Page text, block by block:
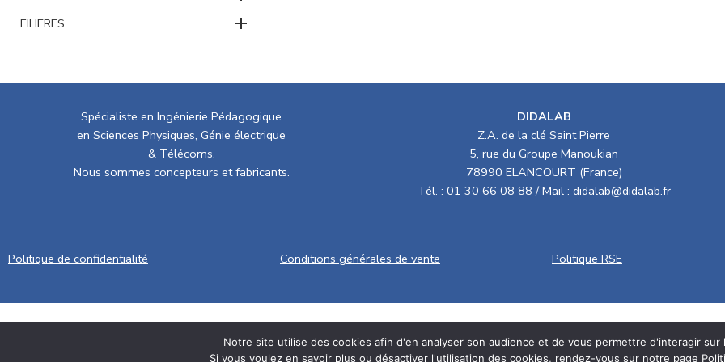
FILIERES +
Spécialiste en Ingénierie Pédagogique
en Sciences Physiques, Génie électrique
& Télécoms.
Nous sommes concepteurs et fabricants.
DIDALAB
Z.A. de la clé Saint Pierre
5, rue du Groupe Manoukian
78990 ELANCOURT (France)
Tél. : 01 30 66 08 88 / Mail : didalab@didalab.fr
Politique de confidentialité Conditions générales de vente Politique RSE
Notre site utilise des cookies afin d'en analyser son audience et de vous permettre d'interagir sur
Si vous voulez en savoir plus ou désactiver l'utilisation des cookies, rendez-vous sur notre page